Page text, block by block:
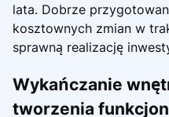
lata. Dobrze
kosztownych zmian w
sprawną realizację
Wykańczanie
tworzenia